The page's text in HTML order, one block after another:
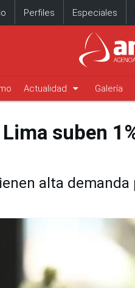
Perfiles Especiales
Actualidad arrow_drop_down Galería
suben
alta